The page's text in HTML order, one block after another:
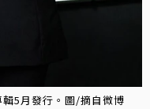
5月發行。圖/摘自微博